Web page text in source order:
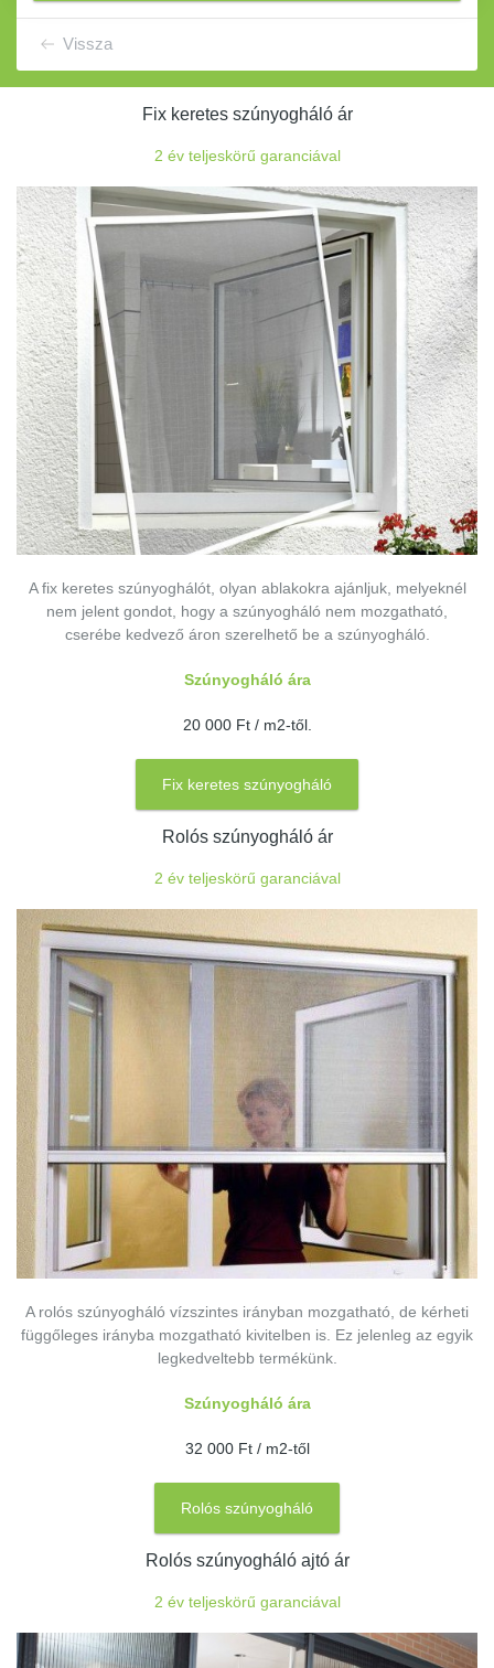
Vissza
Fix keretes szúnyogháló ár
2 év teljeskörű garanciával
A fix keretes szúnyoghálót, olyan ablakokra ajánljuk, melyeknél
nem jelent gondot, hogy a szúnyogháló nem mozgatható,
cserébe kedvező áron szerelhető be a szúnyogháló.
Szúnyogháló ára
20 000 Ft / m2-től.
Fix keretes szúnyogháló
Rolós szúnyogháló ár
2 év teljeskörű garanciával
A rolós szúnyogháló vízszintes irányban mozgatható, de kérheti
függőleges irányba mozgatható kivitelben is. Ez jelenleg az egyik
legkedveltebb termékünk.
Szúnyogháló ára
32 000 Ft / m2-től
Rolós szúnyogháló
Rolós szúnyogháló ajtó ár
2 év teljeskörű garanciával